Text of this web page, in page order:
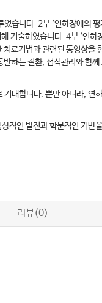
습니다. 2부 ‘연하장애의
기술하였습니다. 4부 ‘연하
료기법과 관련된 동영상을
하는 질환, 섭식관리와 함
대합니다. 뿐만 아니라, 연
적인 발전과 학문적인 기반
리뷰(0)